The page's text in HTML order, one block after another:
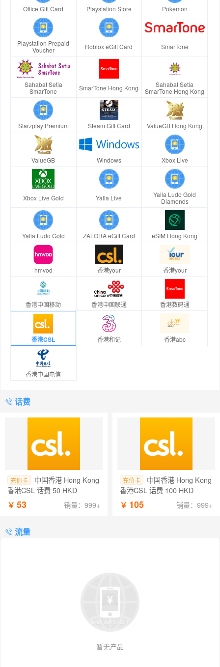
Office Gift Card Playstation Store Pokemon
Playstation Prepaid
Voucher
Roblox eGift Card SmarTone
Sahabat Setia
SmarTone
SmarTone Hong Kong
Sahabat Setia
SmarTone Hong Kong
Starzplay Premium Steam Gift Card ValueGB Hong Kong
ValueGB Windows Xbox Live
Xbox Live Gold Yalla Live
Yalla Ludo Gold
Diamonds
Yalla Ludo Gold ZALORA eGift Card eSIM Hong Kong
hmvod 香港your 香港your
香港中国移动 香港中国联通 香港数码通
香港CSL 香港和记 香港abc
香港中国电信
话费
充值卡
中国香港 Hong Kong
香港CSL 话费 50 HKD
￥ 53 销量：999+
充值卡
中国香港 Hong Kong
香港CSL 话费 100 HKD
￥ 105 销量：999+
流量
暂无产品